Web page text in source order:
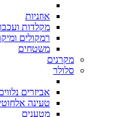
אוזניות
מקלדות
רמקולים
משטחים
מקרנים
סלולר
אביזרים
טעינה
מטענים